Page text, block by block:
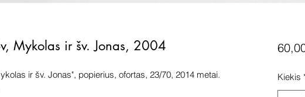
Mykolas ir šv. Jonas, 2004
ir šv. Jonas", popierius, ofortas, 23/70, 2014 metai.
Kiekis